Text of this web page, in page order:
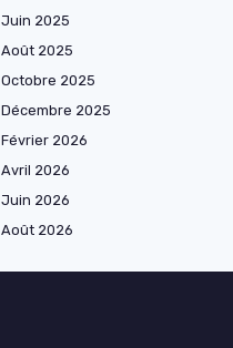
Juin 2025
Août 2025
Octobre 2025
Décembre 2025
Février 2026
Avril 2026
Juin 2026
Août 2026